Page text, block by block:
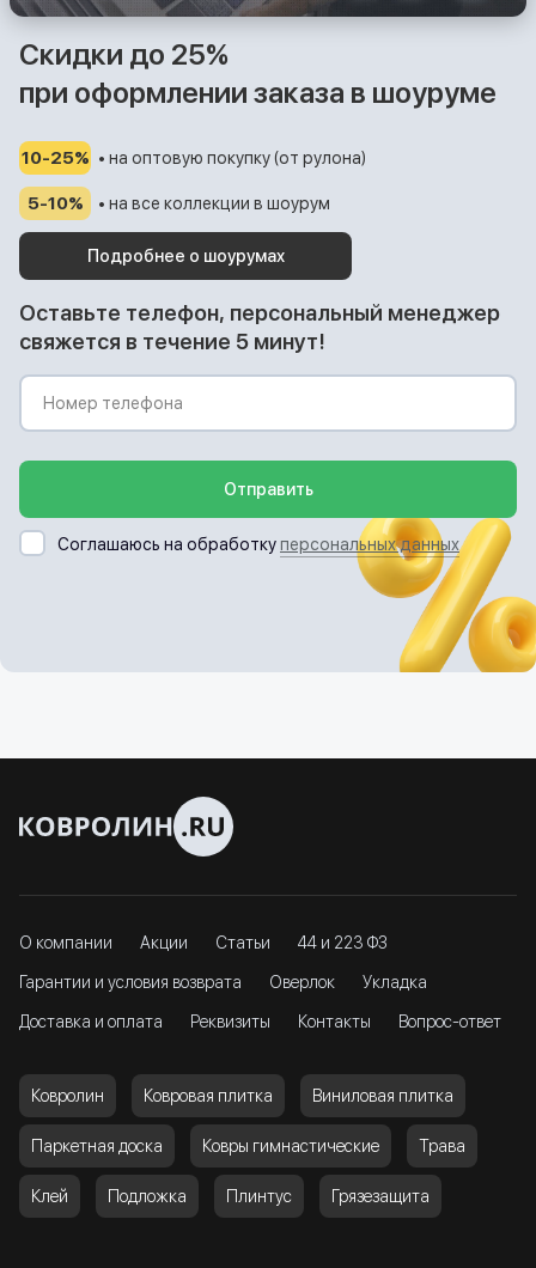
Скидки до 25%
при оформлении заказа в шоуруме
10-25% • на оптовую покупку (от рулона)
5-10% • на все коллекции в шоурум
Подробнее о шоурумах
Оставьте телефон, персональный менеджер
свяжется в течение 5 минут!
Отправить
Соглашаюсь на обработкуперсональных данных
О компании Акции Статьи 44 и 223 ФЗ
Гарантии и условия возврата Оверлок Укладка
Доставка и оплата Реквизиты Контакты Вопрос-ответ
Ковролин Ковровая плитка Виниловая плитка
Паркетная доска Ковры гимнастические Трава
Клей Подложка Плинтус Грязезащита